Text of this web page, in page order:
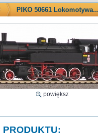
PIKO 50661
powiększ
PRODUKTU: